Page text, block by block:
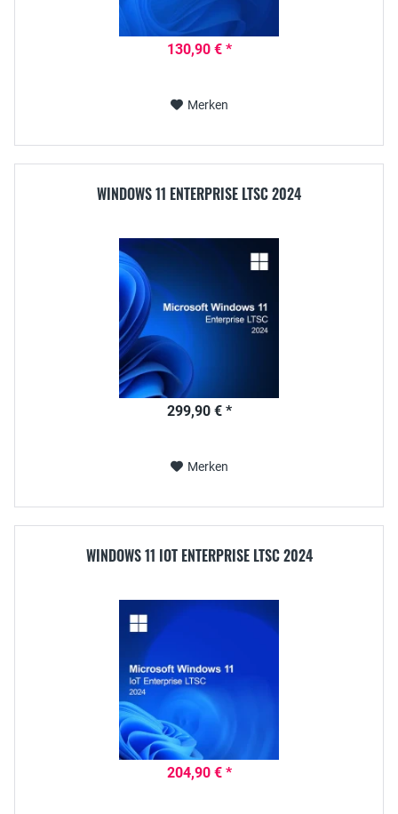
130,90 € *
Merken
WINDOWS 11 ENTERPRISE LTSC 2024
299,90 € *
Merken
WINDOWS 11 IOT ENTERPRISE LTSC 2024
204,90 € *